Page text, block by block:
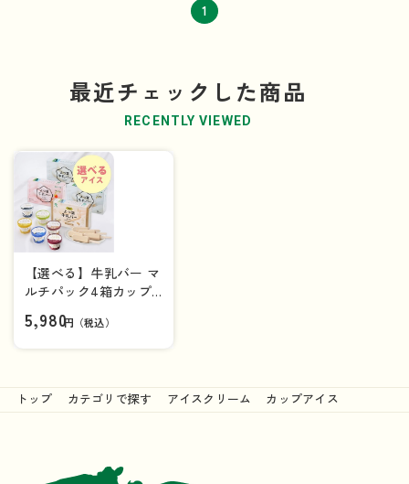
1
最近チェックした商品
RECENTLY VIEWED
【選べる】牛乳バー マ
ルチパック4箱カップ
料負担ナシ】
5,980円（税込）
トップ カテゴリで探す アイスクリーム カップアイス